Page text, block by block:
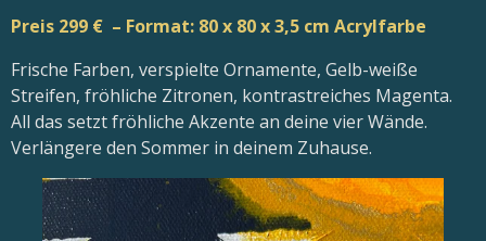
Preis 299 € – Format: 80 x 80 x 3,5 cm Acrylfarbe
Frische Farben, verspielte Ornamente, Gelb-weiße
Streifen, fröhliche Zitronen, kontrastreiches Magenta.
All das setzt fröhliche Akzente an deine vier Wände.
Verlängere den Sommer in deinem Zuhause.